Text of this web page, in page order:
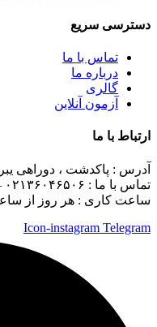
دسترسی سریع
تماس با ما
درباره ما
گالری
آزمون آنلاین
ارتباط با ما
آدرس : پاکدشت ، دوراهی یبر ،
تماس با ما :
ساعت کاری : هر روز از ساعت 15
Icon-instagram Telegram